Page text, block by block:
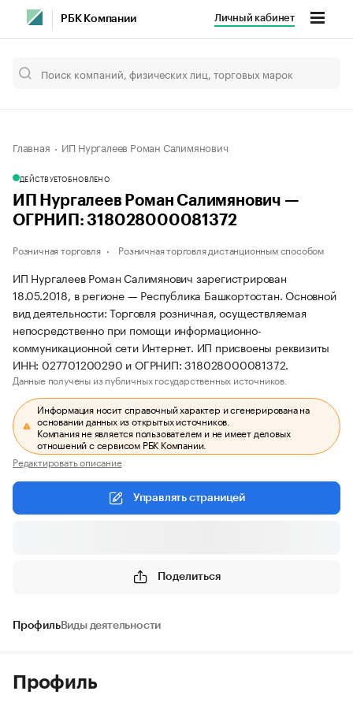
РБК Компании Личный кабинет
Главная ИП Нургалеев Роман Салимянович
ДЕЙСТВУЕТОБНОВЛЕНО
ИП Нургалеев Роман Салимянович —
ОГРНИП: 318028000081372
Розничная торговля Розничная торговля дистанционным способом
ИП Нургалеев Роман Салимянович зарегистрирован
18.05.2018, в регионе — Республика Башкортостан. Основной
вид деятельности: Торговля розничная, осуществляемая
непосредственно при помощи информационно-
коммуникационной сети Интернет. ИП присвоены реквизиты
ИНН: 027701200290 и ОГРНИП: 318028000081372.
Данные получены из публичных государственных источников.
Информация носит справочный характер и сгенерирована на
основании данных из открытых источников.
Компания не является пользователем и не имеет деловых
отношений с сервисом РБК Компании.
Редактировать описание
Управлять страницей
Поделиться
ПрофильВиды деятельности
Профиль